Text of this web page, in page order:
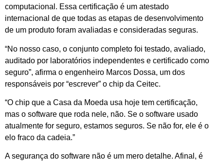
computacional. Essa certificação é um atestado
internacional de que todas as etapas de desenvolvimento
de um produto foram avaliadas e consideradas seguras.
“No nosso caso, o conjunto completo foi testado, avaliado,
auditado por laboratórios independentes e certificado como
seguro”, afirma o engenheiro Marcos Dossa, um dos
responsáveis por “escrever” o chip da Ceitec.
“O chip que a Casa da Moeda usa hoje tem certificação,
mas o software que roda nele, não. Se o software usado
atualmente for seguro, estamos seguros. Se não for, ele é o
elo fraco da cadeia.”
A segurança do software não é um mero detalhe. Afinal, é